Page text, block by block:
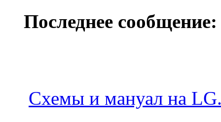
Последнее сообщение:
Схемы и мануал на